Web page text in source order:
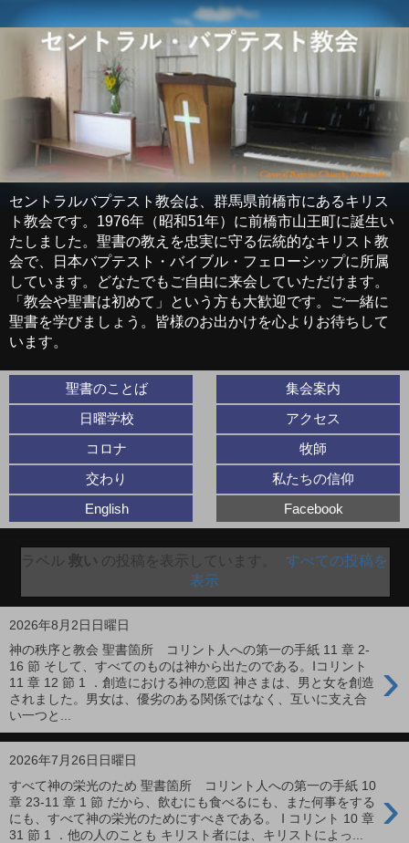
セントラルバプテスト教会は、群馬県前橋市にあるキリス
ト教会です。1976年（昭和51年）に前橋市山王町に誕生い
たしました。聖書の教えを忠実に守る伝統的なキリスト教
会で、日本バプテスト・バイブル・フェローシップに所属
しています。どなたでもご自由に来会していただけます。
「教会や聖書は初めて」という方も大歓迎です。ご一緒に
聖書を学びましょう。皆様のお出かけを心よりお待ちして
います。
聖書のことば
集会案内
日曜学校
アクセス
コロナ
牧師
交わり
私たちの信仰
English
Facebook
ラベル 救い の投稿を表示しています。
すべての投稿を
表示
2026年8月2日日曜日
›
神の秩序と教会 聖書箇所 コリント人への第一の手紙 11 章 2-
16 節 そして、すべてのものは神から出たのである。Ⅰコリント
11 章 12 節 1 ．創造における神の意図 神さまは、男と女を創造
されました。男女は、優劣のある関係ではなく、互いに支え合
い一つと...
2026年7月26日日曜日
›
すべて神の栄光のため 聖書箇所 コリント人への第一の手紙 10
章 23-11 章 1 節 だから、飲むにも食べるにも、また何事をする
にも、すべて神の栄光のためにすべきである。 Ⅰ コリント 10 章
31 節 1 ．他の人のことも キリスト者には、キリストによっ...